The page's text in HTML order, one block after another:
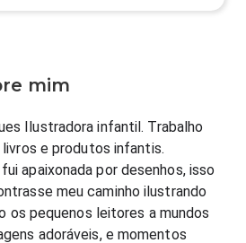
mim
Ilustradora infantil. Trabalho
e produtos infantis.
apaixonada por desenhos, isso
meu caminho ilustrando
os pequenos leitores a mundos
adoráveis, e momentos